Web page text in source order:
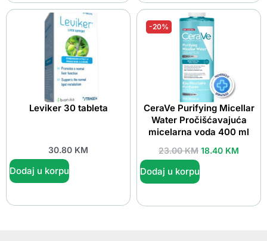
Leviker 30 tableta
30.80 KM
Dodaj u korpu
-20%
CeraVe Purifying Micellar
Water Pročišćavajuća
micelarna voda 400 ml
23.00KM 18.40 KM
Dodaj u korpu